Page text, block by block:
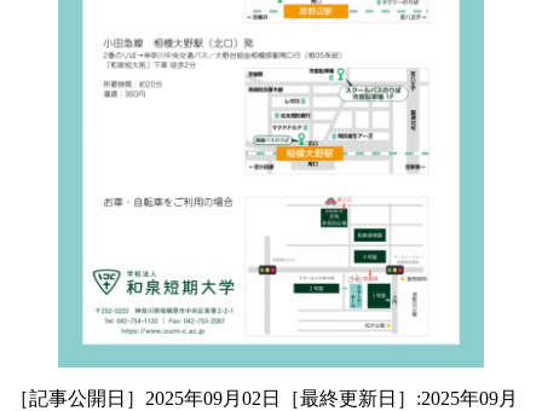
［記事公開日］2025年09月02日［最終更新日］:2025年09月